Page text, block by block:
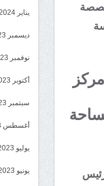
يناير 2024
ديسمبر 2023
نوفمبر 2023
أكتوبر 2023
سبتمبر 2023
أغسطس 2023
يوليو 2023
يونيو 2023